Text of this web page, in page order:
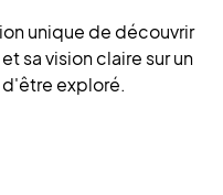
unique de découvrir
sa vision claire sur un
exploré.